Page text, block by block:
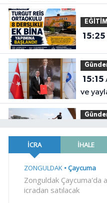
15:25
15:15
ve
14:45Kırgız Cumhuriyeti Antalya